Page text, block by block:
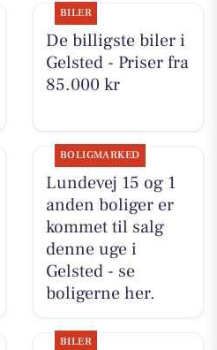
BILER
De billigste biler i
Gelsted - Priser fra
85.000 kr
BOLIGMARKED
Lundevej 15 og 1
anden boliger er
kommet til salg
denne uge i
Gelsted - se
boligerne her.
BILER